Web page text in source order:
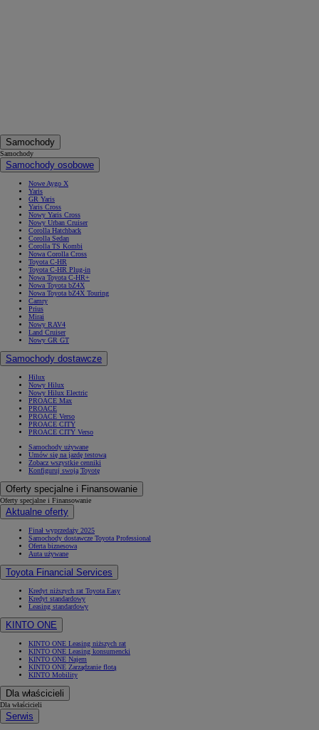
Samochody
Samochody
Samochody osobowe
Nowe Aygo X
Yaris
GR Yaris
Yaris Cross
Nowy Yaris Cross
Nowy Urban Cruiser
Corolla Hatchback
Corolla Sedan
Corolla TS Kombi
Nowa Corolla Cross
Toyota C-HR
Toyota C-HR Plug-in
Nowa Toyota C-HR+
Nowa Toyota bZ4X
Nowa Toyota bZ4X Touring
Camry
Prius
Mirai
Nowy RAV4
Land Cruiser
Nowy GR GT
Samochody dostawcze
Hilux
Nowy Hilux
Nowy Hilux Electric
PROACE Max
PROACE
PROACE Verso
PROACE CITY
PROACE CITY Verso
Samochody używane
Umów się na jazdę testową
Zobacz wszystkie cenniki
Konfiguruj swoją Toyotę
Oferty specjalne i Finansowanie
Oferty specjalne i Finansowanie
Aktualne oferty
Finał wyprzedaży 2025
Samochody dostawcze Toyota Professional
Oferta biznesowa
Auta używane
Toyota Financial Services
Kredyt niższych rat Toyota Easy
Kredyt standardowy
Leasing standardowy
KINTO ONE
KINTO ONE Leasing niższych rat
KINTO ONE Leasing konsumencki
KINTO ONE Najem
KINTO ONE Zarządzanie flotą
KINTO Mobility
Dla właścicieli
Dla właścicieli
Serwis